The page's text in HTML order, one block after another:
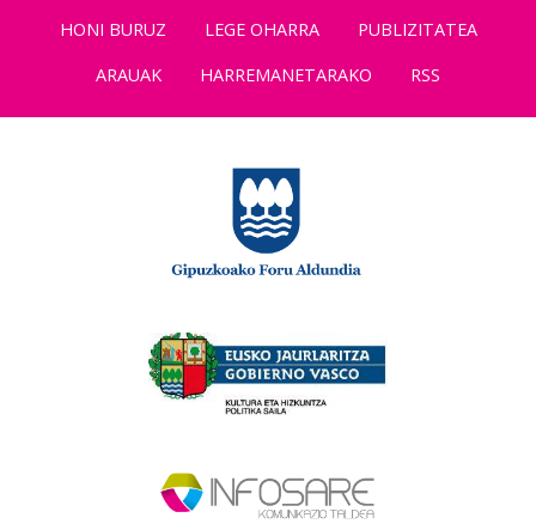
HONI BURUZ LEGE OHARRA
PUBLIZITATEA
ARAUAK
HARREMANETARAKO RSS